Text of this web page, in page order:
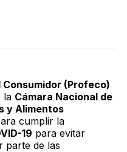
(Profeco)
la Cámara Nacional de
y Alimentos
cumplir la
19 para evitar
parte de las